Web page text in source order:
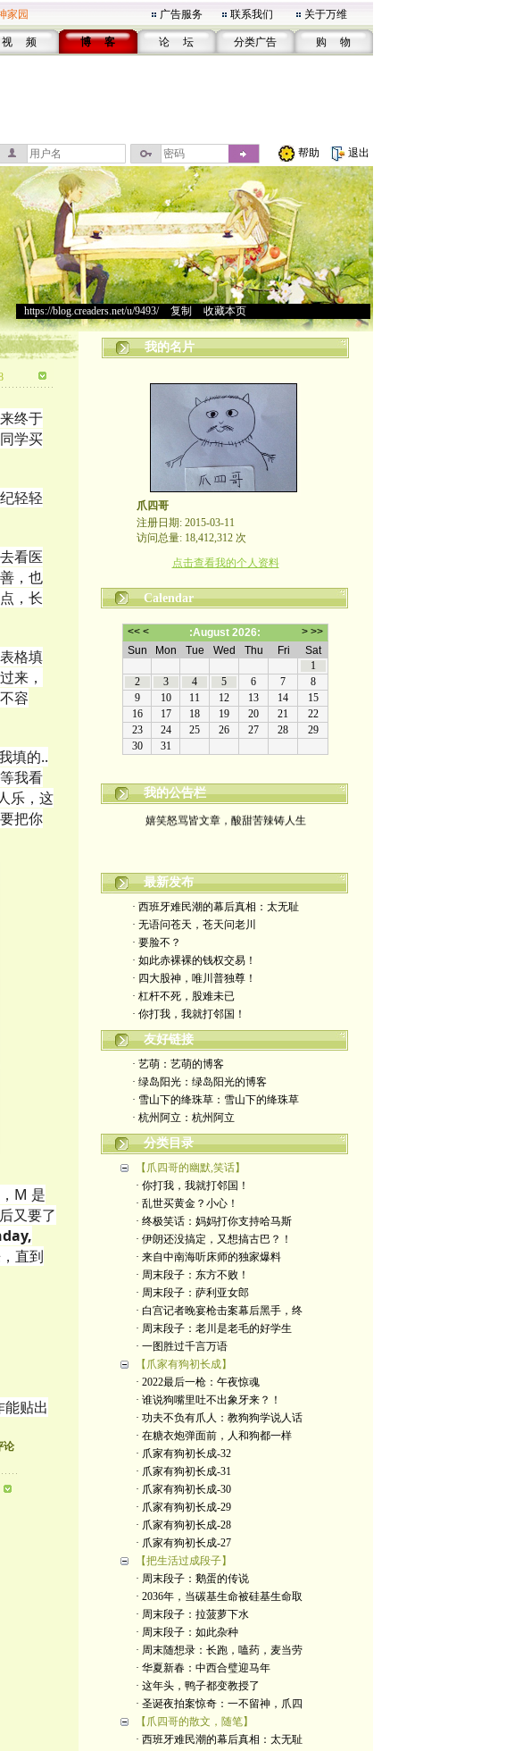
家园 广告服务 联系我们 关于万维
视 频 博 客 论 坛 分类广告 购 物
帮助 退出
https://blog.creaders.net/u/9493/> 复制 收藏本页
终于
学买
轻轻
看医
，也
，长
格填
来，
容
填的..
我看
乐，这
把你
M 是
又要了
直到
贴出
论
我的名片
爪四哥
注册日期: 2015-03-11
访问总量: 18,412,312 次
点击查看我的个人资料
Calendar
我的公告栏
最新发布
· 西班牙难民潮的幕后真相：太无耻
· 无语问苍天，苍天问老川
· 要脸不？
· 如此赤裸裸的钱权交易！
· 四大股神，唯川普独尊！
· 杠杆不死，股难未已
· 你打我，我就打邻国！
友好链接
· 艺萌：艺萌的博客
· 绿岛阳光：绿岛阳光的博客
· 雪山下的绛珠草：雪山下的绛珠草
· 杭州阿立：杭州阿立
分类目录
【爪四哥的幽默,笑话】
· 你打我，我就打邻国！
· 乱世买黄金？小心！
· 终极笑话：妈妈打你支持哈马斯
· 伊朗还没搞定，又想搞古巴？！
· 来自中南海听床师的独家爆料
· 周末段子：东方不败！
· 周末段子：萨利亚女郎
· 白宫记者晚宴枪击案幕后黑手，终
· 周末段子：老川是老毛的好学生
· 一图胜过千言万语
【爪家有狗初长成】
· 2022最后一枪：午夜惊魂
· 谁说狗嘴里吐不出象牙来？！
· 功夫不负有爪人：教狗狗学说人话
· 在糖衣炮弹面前，人和狗都一样
· 爪家有狗初长成-32
· 爪家有狗初长成-31
· 爪家有狗初长成-30
· 爪家有狗初长成-29
· 爪家有狗初长成-28
· 爪家有狗初长成-27
【把生活过成段子】
· 周末段子：鹅蛋的传说
· 2036年，当碳基生命被硅基生命取
· 周末段子：拉菠萝下水
· 周末段子：如此杂种
· 周末随想录：长跑，嗑药，麦当劳
· 华夏新春：中西合璧迎马年
· 这年头，鸭子都变教授了
· 圣诞夜拍案惊奇：一不留神，爪四
【爪四哥的散文，随笔】
· 西班牙难民潮的幕后真相：太无耻